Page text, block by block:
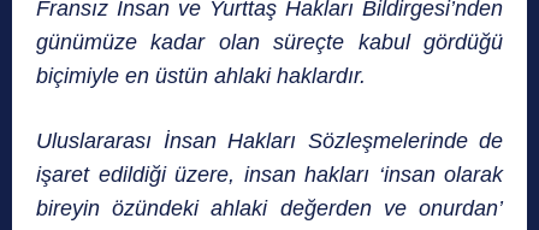
Fransız İnsan ve Yurttaş Hakları Bildirgesi’nden
günümüze kadar olan süreçte kabul gördüğü
biçimiyle en üstün ahlaki haklardır.
Uluslararası İnsan Hakları Sözleşmelerinde de
işaret edildiği üzere, insan hakları ‘insan olarak
bireyin özündeki ahlaki değerden ve onurdan’